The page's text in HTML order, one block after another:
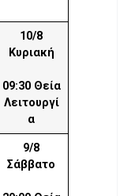
10/8
Κυριακή
09:30 Θεία
Λειτουργί
α
9/8
Σάββατο